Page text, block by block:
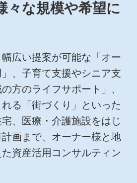
戦略
障がい福祉施設
用・賃貸経営をご検討の方
経営を目指すオーナー様まで、賃貸経営
お届けします。
賃貸経営
ム
フォームをご検討の方
工夫など、理想の住まいを叶えるリフォ
富にご用意しています。
事業
リフォーム工事ご契約者さまとミサワ
々な規模や希望に
広い提案が可能な「オー
、 子育て支援やシニア支
方のライフサポート」、
る「街づくり」といった
、医療・介護施設をはじ
画まで、オーナー様と地
資産活用コンサルティン